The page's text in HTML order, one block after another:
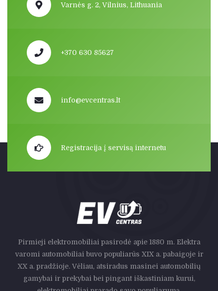
Varnės g. 2, Vilnius, Lithuania
+370 630 85627
info@evcentras.lt
Registracija į servisą internetu
Pirmieji elektromobiliai pasirodė apie 1880 m. Elektra
varomi automobiliai buvo populiarūs XIX a. pabaigoje ir
XX a. pradžioje. Vėliau, atsiradus masinei automobilių
gamybai ir prekybai bei pingant iškastiniam kurui,